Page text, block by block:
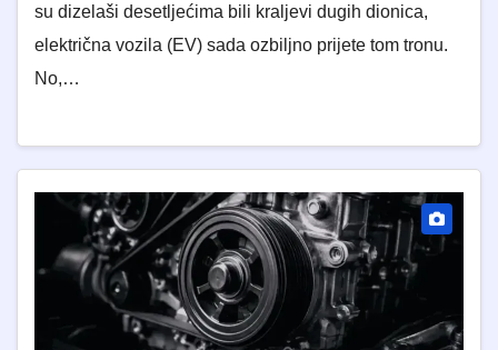
su dizelaši desetljećima bili kraljevi dugih dionica,
električna vozila (EV) sada ozbiljno prijete tom tronu.
No,…